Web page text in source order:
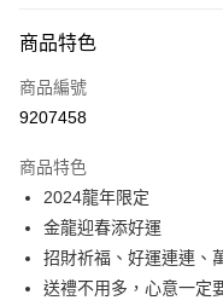
台灣樂天信用卡公司
玉山商業銀行
台灣樂天信用卡公司
元大商業銀行
台新國際商業銀行
台灣樂天信用卡公司
悠遊付
Google Pay
大哥付你分期
相關說明
【大哥付你分期使用說明】
1.本服務由台灣大哥大提供，
2.付款方式選擇「大哥付你分
AFTEE先享後付
相關說明
瓶 旅遊出門最安心
商品特色
商品編號
9207458
商品特色
2024龍年限定
金龍迎春添好運
招財祈福、好運連連、
送禮不用多，心意一定